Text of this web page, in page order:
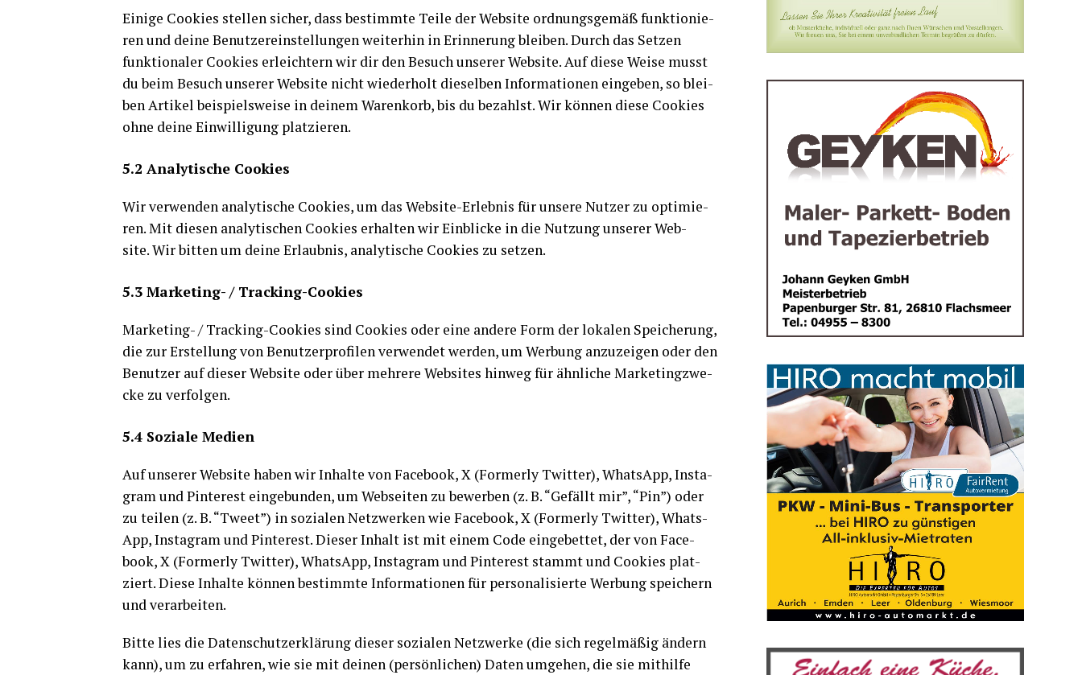
Eini­ge Coo­kies stel­len sicher, dass bestimm­te Tei­le der Web­site ord­nungs­ge­mäß funk­tio­nie­
ren und dei­ne Benut­zer­ein­stel­lun­gen wei­ter­hin in Erin­ne­rung blei­ben. Durch das Set­zen
funk­tio­na­ler Coo­kies erleich­tern wir dir den Besuch unse­rer Web­site. Auf die­se Wei­se musst
du beim Besuch unse­rer Web­site nicht wie­der­holt die­sel­ben Infor­ma­tio­nen ein­ge­ben, so blei­
ben Arti­kel bei­spiels­wei­se in dei­nem Waren­korb, bis du bezahlst. Wir kön­nen die­se Coo­kies
ohne dei­ne Ein­wil­li­gung platzieren.
5.2 Ana­ly­ti­sche Cookies
Wir ver­wen­den ana­ly­ti­sche Coo­kies, um das Web­site-Erleb­nis für unse­re Nut­zer zu opti­mie­
ren. Mit die­sen ana­ly­ti­schen Coo­kies erhal­ten wir Ein­bli­cke in die Nut­zung unse­rer Web­
site. Wir bit­ten um dei­ne Erlaub­nis, ana­ly­ti­sche Coo­kies zu setzen.
5.3 Mar­ke­ting- / Tracking-Cookies
Mar­ke­ting- / Track­ing-Coo­kies sind Coo­kies oder eine ande­re Form der loka­len Spei­che­rung,
die zur Erstel­lung von Benut­zer­pro­fi­len ver­wen­det wer­den, um Wer­bung anzu­zei­gen oder den
Benut­zer auf die­ser Web­site oder über meh­re­re Web­sites hin­weg für ähn­li­che Mar­ke­ting­zwe­
cke zu verfolgen.
5.4 Sozia­le Medien
Auf unse­rer Web­site haben wir Inhal­te von Face­book, X (Form­er­ly Twit­ter), Whats­App, Insta­
gram und Pin­te­rest ein­ge­bun­den, um Web­sei­ten zu bewer­ben (z. B. “Gefällt mir”, “Pin”) oder
zu tei­len (z. B. “Tweet”) in sozia­len Netz­wer­ken wie Face­book, X (Form­er­ly Twit­ter), Whats­
App, Insta­gram und Pin­te­rest. Die­ser Inhalt ist mit einem Code ein­ge­bet­tet, der von Face­
book, X (Form­er­ly Twit­ter), Whats­App, Insta­gram und Pin­te­rest stammt und Coo­kies plat­
ziert. Die­se Inhal­te kön­nen bestimm­te Infor­ma­tio­nen für per­so­na­li­sier­te Wer­bung spei­chern
und verarbeiten.
Bit­te lies die Daten­schutz­er­klä­rung die­ser sozia­len Netz­wer­ke (die sich regel­mä­ßig ändern
kann), um zu erfah­ren, wie sie mit dei­nen (per­sön­li­chen) Daten umge­hen, die sie mit­hil­fe